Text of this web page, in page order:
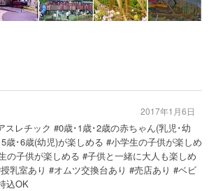
スレチック #0歳･1歳･2歳の赤ちゃん(乳児･幼
歳･6歳(幼児)が楽しめる #小学生の子供が楽しめ
の子供が楽しめる #子供と一緒に大人も楽しめ
乳室あり #オムツ交換台あり #売店あり #ベビ
込OK
2017年1月6日